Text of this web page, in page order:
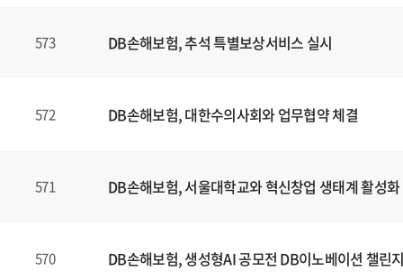
573 DB손해보험, 추석 특별보상서비스 실시
572 DB손해보험, 대한수의사회와 업무협약 체결
571 DB손해보험, 서울대학교와 혁신창업 생태계 활성
570 DB손해보험, 생성형AI 공모전 DB이노베이션 챌린